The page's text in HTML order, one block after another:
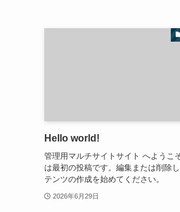
Hello world!
管理用マルチサイトサイト へようこ
は最初の投稿です。編集または削除
テンツの作成を始めてください。
2026年6月29日